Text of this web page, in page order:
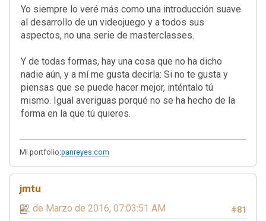
Yo siempre lo veré más como una introducción suave
al desarrollo de un videojuego y a todos sus
aspectos, no una serie de masterclasses.
Y de todas formas, hay una cosa que no ha dicho
nadie aún, y a mí me gusta decirla: Si no te gusta y
piensas que se puede hacer mejor, inténtalo tú
mismo. Igual averiguas porqué no se ha hecho de la
forma en la que tú quieres.
Mi portfolio:panreyes.com
jmtu
#81
02 de Marzo de 2016, 07:03:51 AM